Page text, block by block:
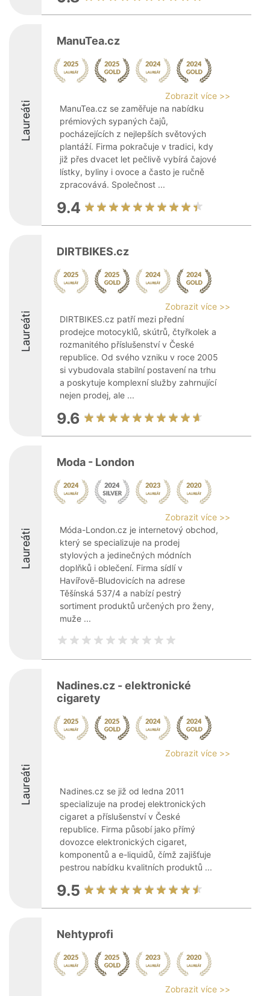
Laureáti
ManuTea.cz
Zobrazit více >>
ManuTea.cz se zaměřuje na nabídku
prémiových sypaných čajů,
pocházejících z nejlepších světových
plantáží. Firma pokračuje v tradici, kdy
již přes dvacet let pečlivě vybírá čajové
lístky, byliny i ovoce a často je ručně
zpracovává. Společnost ...
9.4
Laureáti
DIRTBIKES.cz
Zobrazit více >>
DIRTBIKES.cz patří mezi přední
prodejce motocyklů, skútrů, čtyřkolek a
rozmanitého příslušenství v České
republice. Od svého vzniku v roce 2005
si vybudovala stabilní postavení na trhu
a poskytuje komplexní služby zahrnující
nejen prodej, ale ...
9.6
Laureáti
Moda - London
Zobrazit více >>
Móda-London.cz je internetový obchod,
který se specializuje na prodej
stylových a jedinečných módních
doplňků i oblečení. Firma sídlí v
Havířově-Bludovicích na adrese
Těšínská 537/4 a nabízí pestrý
sortiment produktů určených pro ženy,
muže ...
Laureáti
Nadines.cz - elektronické
cigarety
Zobrazit více >>
Nadines.cz se již od ledna 2011
specializuje na prodej elektronických
cigaret a příslušenství v České
republice. Firma působí jako přímý
dovozce elektronických cigaret,
komponentů a e-liquidů, čímž zajišťuje
pestrou nabídku kvalitních produktů ...
9.5
Nehtyprofi
Zobrazit více >>